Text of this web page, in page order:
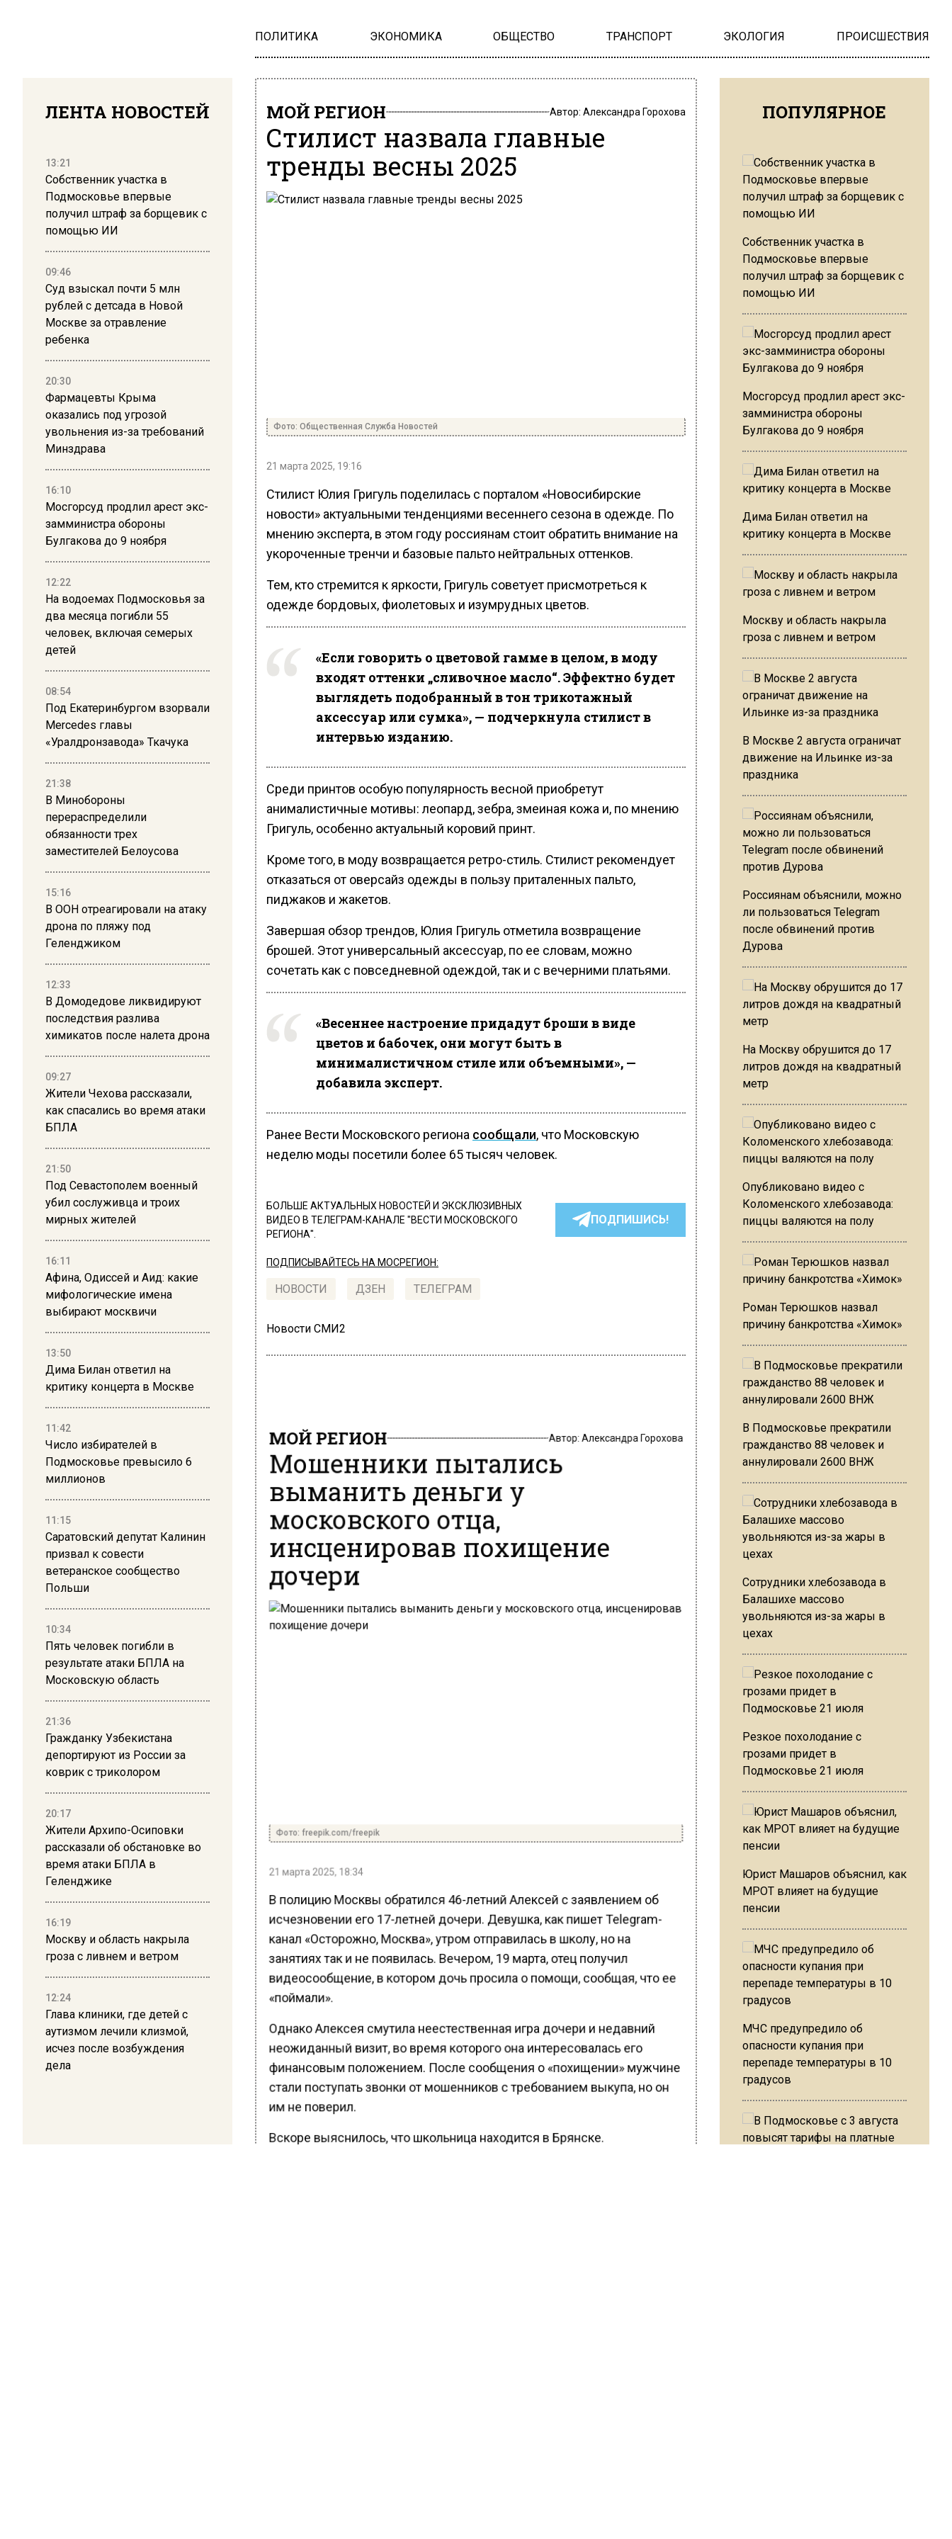
ПОЛИТИКА ЭКОНОМИКА ОБЩЕСТВО ТРАНСПОРТ ЭКОЛОГИЯ ПРОИСШЕСТВИЯ
ЛЕНТА НОВОСТЕЙ
13:21
Собственник участка в
Подмосковье впервые
получил штраф за борщевик с
помощью ИИ
09:46
Суд взыскал почти 5 млн
рублей с детсада в Новой
Москве за отравление
ребенка
20:30
Фармацевты Крыма
оказались под угрозой
увольнения из-за требований
Минздрава
16:10
Мосгорсуд продлил арест экс-
замминистра обороны
Булгакова до 9 ноября
12:22
На водоемах Подмосковья за
два месяца погибли 55
человек, включая семерых
детей
08:54
Под Екатеринбургом взорвали
Mercedes главы
«Уралдронзавода» Ткачука
21:38
В Минобороны
перераспределили
обязанности трех
заместителей Белоусова
15:16
В ООН отреагировали на атаку
дрона по пляжу под
Геленджиком
12:33
В Домодедове ликвидируют
последствия разлива
химикатов после налета дрона
09:27
Жители Чехова рассказали,
как спасались во время атаки
БПЛА
21:50
Под Севастополем военный
убил сослуживца и троих
мирных жителей
16:11
Афина, Одиссей и Аид: какие
мифологические имена
выбирают москвичи
13:50
Дима Билан ответил на
критику концерта в Москве
11:42
Число избирателей в
Подмосковье превысило 6
миллионов
11:15
Саратовский депутат Калинин
призвал к совести
ветеранское сообщество
Польши
10:34
Пять человек погибли в
результате атаки БПЛА на
Московскую область
21:36
Гражданку Узбекистана
депортируют из России за
коврик с триколором
20:17
Жители Архипо-Осиповки
рассказали об обстановке во
время атаки БПЛА в
Геленджике
16:19
Москву и область накрыла
гроза с ливнем и ветром
12:24
Глава клиники, где детей с
аутизмом лечили клизмой,
исчез после возбуждения
дела
МОЙ РЕГИОН Автор: Александра Горохова
Стилист назвала главные
тренды весны 2025
Фото: Общественная Служба Новостей
21 марта 2025, 19:16
Стилист Юлия Григуль поделилась с порталом «Новосибирские
новости» актуальными тенденциями весеннего сезона в одежде. По
мнению эксперта, в этом году россиянам стоит обратить внимание на
укороченные тренчи и базовые пальто нейтральных оттенков.
Тем, кто стремится к яркости, Григуль советует присмотреться к
одежде бордовых, фиолетовых и изумрудных цветов.
«Если говорить о цветовой гамме в целом, в моду
входят оттенки „сливочное масло“. Эффектно будет
выглядеть подобранный в тон трикотажный
аксессуар или сумка», — подчеркнула стилист в
интервью изданию.
Среди принтов особую популярность весной приобретут
анималистичные мотивы: леопард, зебра, змеиная кожа и, по мнению
Григуль, особенно актуальный коровий принт.
Кроме того, в моду возвращается ретро-стиль. Стилист рекомендует
отказаться от оверсайз одежды в пользу приталенных пальто,
пиджаков и жакетов.
Завершая обзор трендов, Юлия Григуль отметила возвращение
брошей. Этот универсальный аксессуар, по ее словам, можно
сочетать как с повседневной одеждой, так и с вечерними платьями.
«Весеннее настроение придадут броши в виде
цветов и бабочек, они могут быть в
минималистичном стиле или объемными», —
добавила эксперт.
Ранее Вести Московского региона сообщали, что Московскую
неделю моды посетили более 65 тысяч человек.
БОЛЬШЕ АКТУАЛЬНЫХ НОВОСТЕЙ И ЭКСКЛЮЗИВНЫХ
ВИДЕО В ТЕЛЕГРАМ-КАНАЛЕ "ВЕСТИ МОСКОВСКОГО
РЕГИОНА".
ПОДПИШИСЬ!
ПОДПИСЫВАЙТЕСЬ НА МОСРЕГИОН:
НОВОСТИ ДЗЕН ТЕЛЕГРАМ
Новости СМИ2
МОЙ РЕГИОН
Мошенники пытались
выманить деньги у
московского отца,
инсценировав похищение
дочери
Фото: freepik.com/freepik
21 марта 2025, 18:34
В полицию Москвы обратился 46-летний Алексей с заявлением об
исчезновении его 17-летней дочери. Девушка, как пишет Telegram-
канал «Осторожно, Москва», утром отправилась в школу, но на
занятиях так и не появилась. Вечером, 19 марта, отец получил
видеосообщение, в котором дочь просила о помощи, сообщая, что ее
«поймали».
Однако Алексея смутила неестественная игра дочери и недавний
неожиданный визит, во время которого она интересовалась его
финансовым положением. После сообщения о «похищении» мужчине
стали поступать звонки от мошенников с требованием выкупа, но он
им не поверил.
Вскоре выяснилось, что школьница находится в Брянске.
ПОПУЛЯРНОЕ
Собственник участка в
Подмосковье впервые
получил штраф за борщевик с
помощью ИИ
Мосгорсуд продлил арест экс-
замминистра обороны
Булгакова до 9 ноября
Дима Билан ответил на
критику концерта в Москве
Москву и область накрыла
гроза с ливнем и ветром
В Москве 2 августа ограничат
движение на Ильинке из-за
праздника
Россиянам объяснили, можно
ли пользоваться Telegram
после обвинений против
Дурова
На Москву обрушится до 17
литров дождя на квадратный
метр
Опубликовано видео с
Коломенского хлебозавода:
пиццы валяются на полу
Роман Терюшков назвал
причину банкротства «Химок»
В Подмосковье прекратили
гражданство 88 человек и
аннулировали 2600 ВНЖ
Сотрудники хлебозавода в
Балашихе массово
увольняются из-за жары в
цехах
Резкое похолодание с
грозами придет в
Подмосковье 21 июля
Юрист Машаров объяснил, как
МРОТ влияет на будущие
пенсии
МЧС предупредило об
опасности купания при
перепаде температуры в 10
градусов